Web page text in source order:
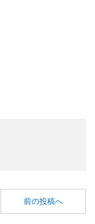
前の投稿へ